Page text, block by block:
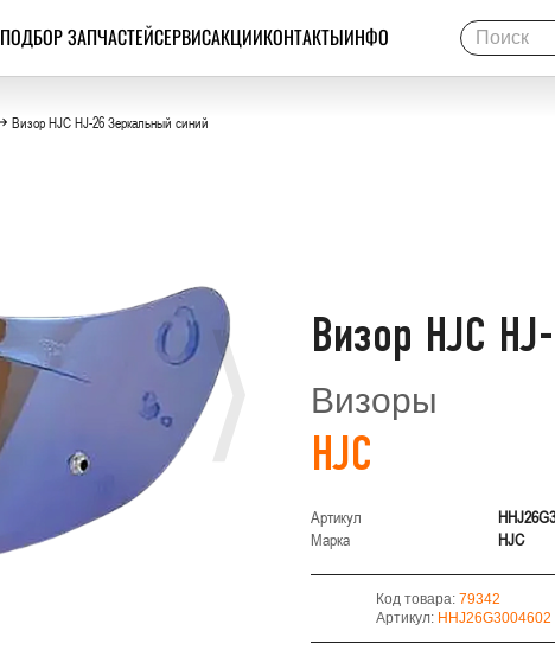
ПОДБОР ЗАПЧАСТЕЙСЕРВИСАКЦИИКОНТАКТЫИНФО
Визор HJC HJ-26 Зеркальный синий
Визор HJC
Визоры
HJC
Артикул
Марка
HJC
Код товара: 79342
Артикул: HHJ26G3004602